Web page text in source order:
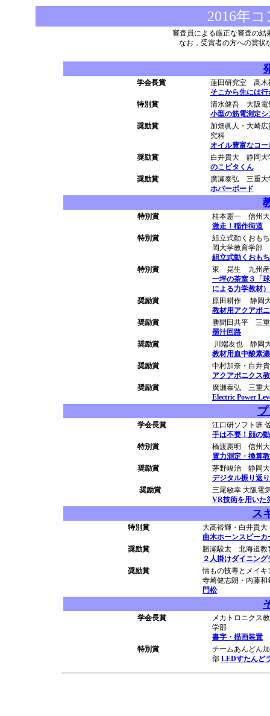
2016年
審査員による厳正な審査の結
なお，受賞者の方への賞状
学会長賞
蓮田研究室 高木
そこから先には
特別賞
清水健吾 大阪電
小型の筋電測定
奨励賞
加畑眞人・大崎
究科
オイル豊富なコ
奨励賞
白井貴大 静岡大
のこピタくん
奨励賞
廣瀬泰弘 三重大
ホバーボード
特別賞
桂本憲一 信州大
激走！稲作街道
特別賞
組立式動くおも
岡大学教育学部
組立式動くおも
特別賞
東 晃生 九州産
一坪の茶室３「
による力学教材）
奨励賞
原田耕作 静岡
教材用アクアポ
奨励賞
勝間田共平 三
墨汁回路
奨励賞
川端友也 静岡
教材用血中酸素
奨励賞
中村加奈・白井
アクアポニクス
奨励賞
廣瀬泰弘 三重
Electric Power
学会長賞
江口研ソフト班
手は不要！顔の
特別賞
橋渡憲明 信州大
電力測定・換算
奨励賞
茅野峻治 静岡大
デジタル振り返
奨励賞
三尾敏幸 大阪電
VR技術を用いた
ス
特別賞
大高裕輝・白井貴
曲木ホーンスピーカ
奨励賞
勝瀬駿太 北海道教
２人掛けダイニン
奨励賞
情もの技専とメイ
寺崎健志朗・内藤
門松
学会長賞
メカトロニクス
学部
書字・描画装置
特別賞
チームあんどん
部 LEDすたんど